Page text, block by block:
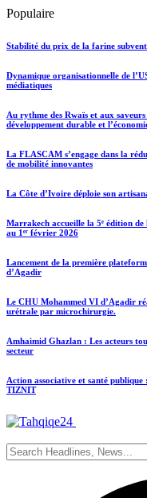
Populaire
Stabilité du prix de la farine
Dynamique organisationnelle de
médiatiques
Au rythme des Rwaïs et aux
développement durable et
La FLASCAM s’engage dans la
de mobilité innovantes
La Côte d’Ivoire déploie son
Marrakech accueille la 5ᵉ édition
au 1ᵉʳ février 2026
Lancement de la première
d’Agadir
Le CHU Mohammed VI d’Agadir
urétrale par microchirurgie.
Amhaimid Ghazlan : Les acteurs
secteur
Action associative et santé publique
TIZNIT